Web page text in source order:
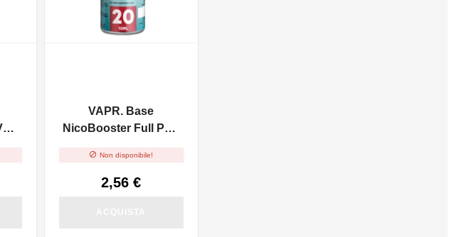
-
VAPR. Base
NicoBooster Full PG -
 Non disponibile!
2,56 €